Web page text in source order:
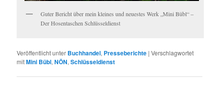
Guter Bericht über mein kleines und neuestes Werk „Mini Bübl“ –
Der Hosentaschen Schlüsseldienst
Veröffentlicht unter Buchhandel, Presseberichte |Verschlagwortet
mitMini Bübl,NÖN,Schlüsseldienst